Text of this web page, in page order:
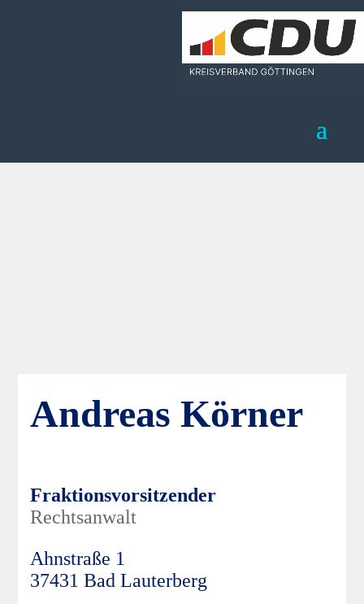
Andreas Körner
Fraktionsvorsitzender
Rechtsanwalt
Ahnstraße 1
37431 Bad Lauterberg